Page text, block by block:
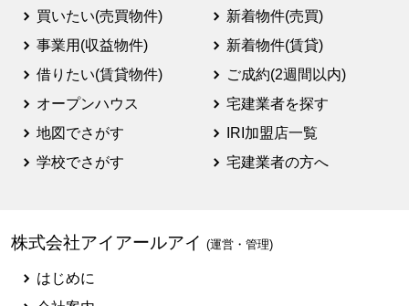
買いたい(売買物件)
事業用(収益物件)
借りたい(賃貸物件)
オープンハウス
地図でさがす
学校でさがす
新着物件(売買)
新着物件(賃貸)
ご成約(2週間以内)
宅建業者を探す
IRI加盟店一覧
宅建業者の方へ
株式会社アイアールアイ (運営・管理)
はじめに